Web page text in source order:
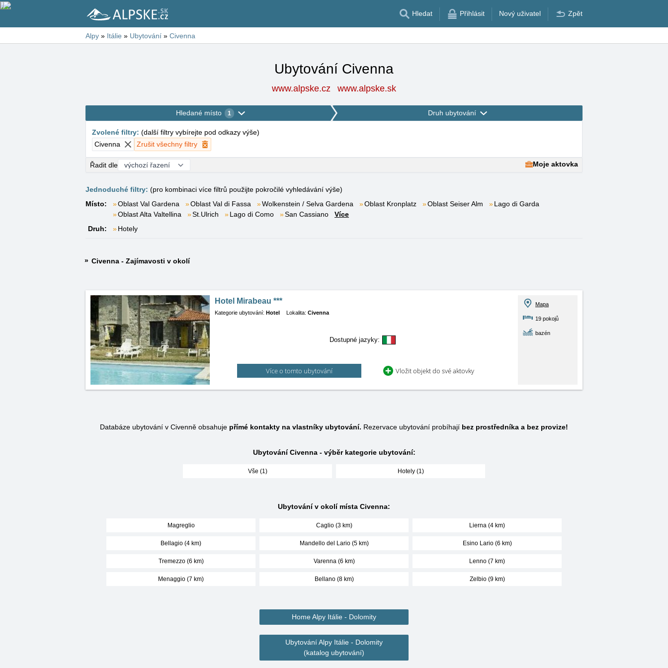
Hledat Přihlásit Nový uživatel Zpět
Alpy » Itálie » Ubytování » Civenna
Ubytování Civenna
www.alpske.cz www.alpske.sk
Hledané místo 1 Druh ubytování
Zvolené filtry: (další filtry vybírejte pod odkazy výše)
Civenna
Zrušit všechny filtry
Řadit dle Moje aktovka
Jednoduché filtry: (pro kombinaci více filtrů použijte pokročilé vyhledávání výše)
Místo:
Oblast Val Gardena Oblast Val di Fassa Wolkenstein / Selva Gardena Oblast Kronplatz Oblast Seiser Alm
Lago di Garda
Oblast Alta Valtellina
St.Ulrich Lago di Como San Cassiano
Více
Druh:
Hotely
Civenna - Zajímavosti v okolí
Hotel Mirabeau ***
Kategorie ubytování: Hotel Lokalita: Civenna
Dostupné jazyky:
Více o tomto ubytování Vložit objekt do své aktovky
Mapa
19 pokojů
bazén
Databáze ubytování v Civenně obsahuje přímé kontakty na vlastníky ubytování. Rezervace ubytování probíhají bez prostředníka a bez provize!
Ubytování Civenna - výběr kategorie ubytování:
Vše (1) Hotely (1)
Ubytování v okolí místa Civenna:
Magreglio Caglio (3 km) Lierna (4 km)
Bellagio (4 km) Mandello del Lario (5 km) Esino Lario (6 km)
Tremezzo (6 km) Varenna (6 km) Lenno (7 km)
Menaggio (7 km) Bellano (8 km) Zelbio (9 km)
Home Alpy Itálie - Dolomity
Ubytování Alpy Itálie - Dolomity
(katalog ubytování)